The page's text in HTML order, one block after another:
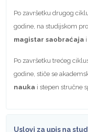
Po završetku drugog
godine, na studijskom
magistar saobraćaja
Po završetku trećeg
godine, stiče se
nauka i stepen stručne
Uslovi za upis na